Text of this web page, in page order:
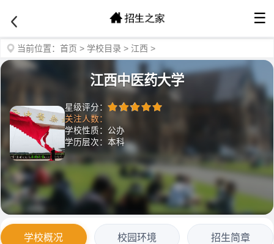
☰
当前位置： 首页 > 学校目录 > 江西 >
江西中医药大学
星级评分：
关注人数：
学校性质：公办
学历层次：本科
学校概况 校园环境 招生简章